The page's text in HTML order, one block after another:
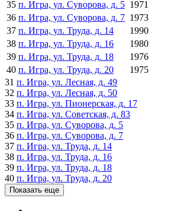
35 п. Игра, ул. Суворова, д. 5 1971
36 п. Игра, ул. Суворова, д. 7 1973
37 п. Игра, ул. Труда, д. 14 1990
38 п. Игра, ул. Труда, д. 16 1980
39 п. Игра, ул. Труда, д. 18 1976
40 п. Игра, ул. Труда, д. 20 1975
31 п. Игра, ул. Лесная, д. 49
32 п. Игра, ул. Лесная, д. 50
33 п. Игра, ул. Пионерская, д. 17
34 п. Игра, ул. Советская, д. 83
35 п. Игра, ул. Суворова, д. 5
36 п. Игра, ул. Суворова, д. 7
37 п. Игра, ул. Труда, д. 14
38 п. Игра, ул. Труда, д. 16
39 п. Игра, ул. Труда, д. 18
40 п. Игра, ул. Труда, д. 20
Показать еще